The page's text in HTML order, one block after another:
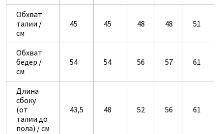
Обхват
талии /
см
45 45 48 48 51
Обхват
бедер /
см
54 54 56 57 61
Длина
сбоку
(от
талии до
пола) / см
43,5 48 52 56 61